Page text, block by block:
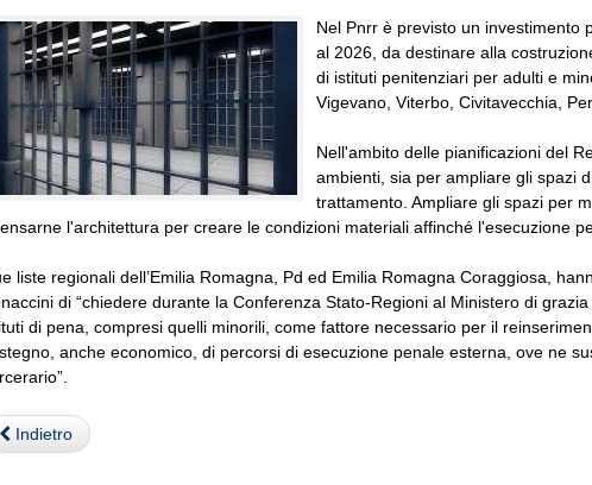
Nel Pnrr è previsto un investimento
al 2026, da destinare alla
di istituti penitenziari per adulti e
Vigevano, Viterbo, Civitavecchia,
Nell'ambito delle pianificazioni del
ambienti, sia per ampliare gli spazi
trattamento. Ampliare gli spazi per
l'architettura per creare le condizioni materiali affinché l'esecuzione
liste regionali dell’Emilia Romagna, Pd ed Emilia Romagna Coraggiosa,
di “chiedere durante la Conferenza Stato-Regioni al Ministero di
di pena, compresi quelli minorili, come fattore necessario per il
anche economico, di percorsi di esecuzione penale esterna, ove ne
Indietro